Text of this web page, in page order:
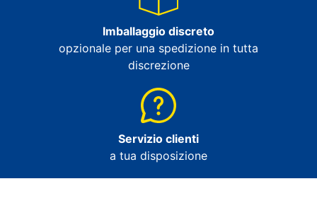
Imballaggio discreto
opzionale per una spedizione in tutta
discrezione
Servizio clienti
a tua disposizione